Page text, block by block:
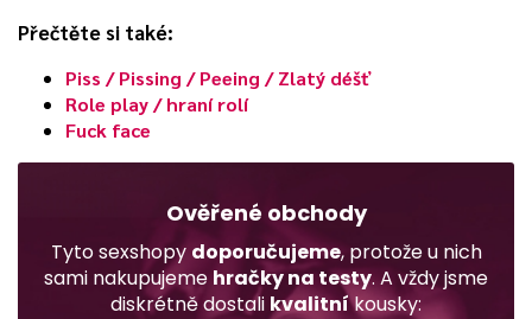
Přečtěte si také:
Piss / Pissing / Peeing / Zlatý déšť
Role play / hraní rolí
Fuck face
Ověřené obchody
Tyto sexshopy doporučujeme, protože u nich
sami nakupujeme hračky na testy. A vždy jsme
diskrétně dostali kvalitníkousky: